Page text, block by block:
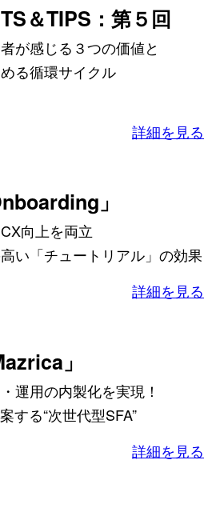
＆TIPS：第５回
が感じる３つの価値と
る循環サイクル
詳細を見る
」
向上を両立
い「チュートリアル」の効果
詳細を見る
」
運用の内製化を実現！
する“次世代型SFA”
詳細を見る